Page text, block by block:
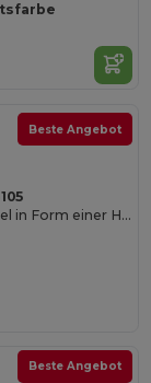
Beste Angebot
REVEL Zweifarbiger Klöppel in Form einer Hand mit Griff
Beste Angebot